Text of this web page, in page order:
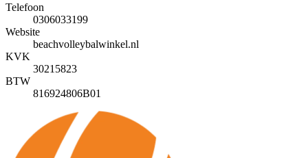
Telefoon
0306033199
Website
beachvolleybalwinkel.nl
KVK
30215823
BTW
816924806B01